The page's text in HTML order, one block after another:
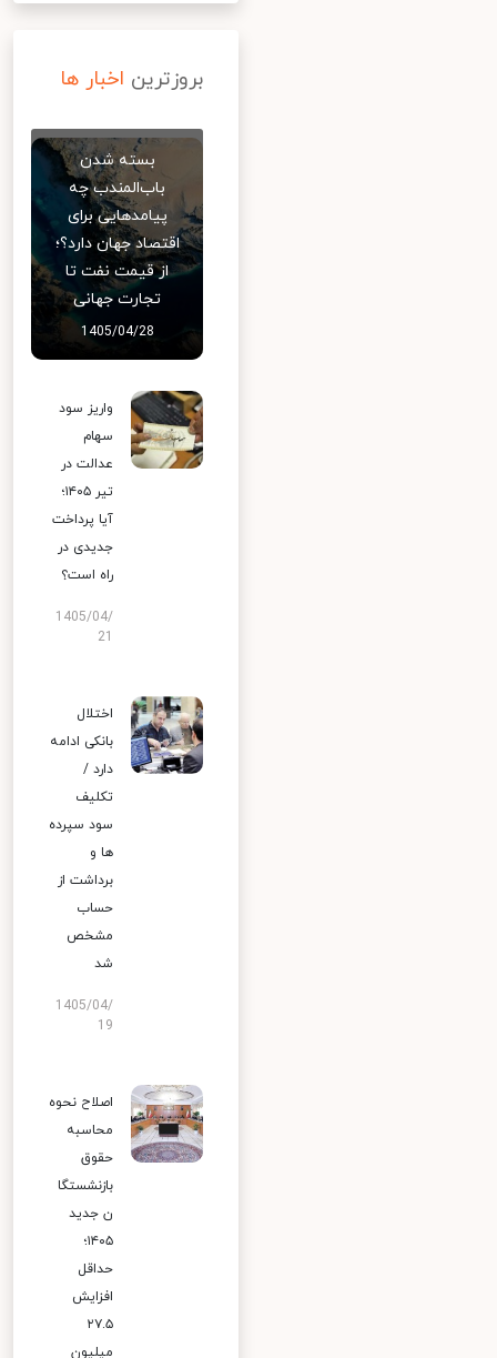
بروزترین اخبار ها
بسته شدن
باب‌المندب چه
پیامدهایی برای
اقتصاد جهان دارد؟؛
از قیمت نفت تا
تجارت جهانی
1405/04/28
واریز سود
سهام
عدالت در
تیر ۱۴۰۵؛
آیا پرداخت
جدیدی در
راه است؟
1405/04/
اختلال
بانکی ادامه
دارد /
تکلیف
سود سپرده
ها و
برداشت از
حساب
مشخص
شد
1405/04/
19
اصلاح نحوه
محاسبه
حقوق
بازنشستگا
ن جدید
۱۴۰۵؛
حداقل
افزایش
۲۷.۵
میلیون